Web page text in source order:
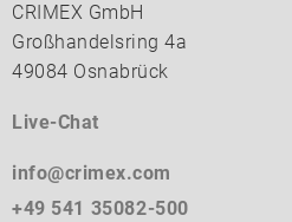
CRIMEX GmbH
Großhandelsring 4a
49084 Osnabrück
Live-Chat
info@crimex.com
+49 541 35082-500